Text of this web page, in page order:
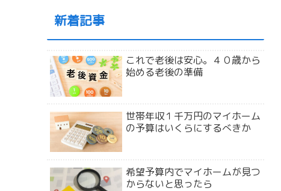
新着記事
これで老後は安心。４０歳から
始める老後の準備
世帯年収１千万円のマイホーム
の予算はいくらにするべきか
希望予算内でマイホームが見つ
からないと思ったら